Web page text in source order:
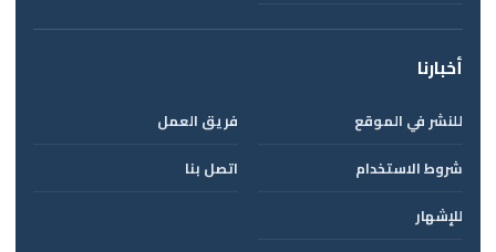
أخبارنا
للنشر في الموقع
فريق العمل
شروط الاستخدام
اتصل بنا
للإشهار